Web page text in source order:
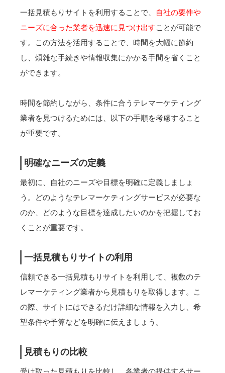
一括見積もりサイトを利用することで、
自社の要件や
ニーズに合った業者を迅速に見つけ出すことが可能で
す。この方法を活用することで、時間を大幅に節約
し、煩雑な手続きや情報収集にかかる手間を省くこと
ができます。
時間を節約しながら、条件に合うテレマーケティング
業者を見つけるためには、以下の手順を考慮すること
が重要です。
明確なニーズの定義
最初に、自社のニーズや目標を明確に定義しましょ
う。どのようなテレマーケティングサービスが必要な
のか、どのような目標を達成したいのかを把握してお
くことが重要です。
一括見積もりサイトの利用
信頼できる一括見積もりサイトを利用して、複数のテ
レマーケティング業者から見積もりを取得します。こ
の際、サイトにはできるだけ詳細な情報を入力し、希
望条件や予算などを明確に伝えましょう。
見積もりの比較
受け取った見積もりを比較し、各業者の提供するサー